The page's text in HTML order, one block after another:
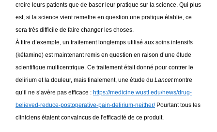
croire leurs patients que de baser leur pratique sur la science. Qui plus
est, si la science vient remettre en question une pratique établie, ce
sera très difficile de faire changer les choses.
À titre d’exemple, un traitement longtemps utilisé aux soins intensifs
(kétamine) est maintenant remis en question en raison d’une étude
scientifique multicentrique. Ce traitement était donné pour contrer le
delirium et la douleur, mais finalement, une étude du Lancet montre
qu’il ne s’avère pas efficace : https://medicine.wustl.edu/news/drug-
believed-reduce-postoperative-pain-delirium-neither/ Pourtant tous les
cliniciens étaient convaincus de l'efficacité de ce produit.